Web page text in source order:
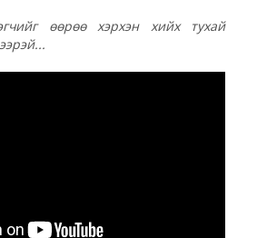
өөрөө хэрхэн хийх тухай